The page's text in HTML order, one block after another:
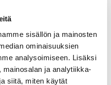
sisällön ja mainosten
ominaisuuksien
analysoimiseen. Lisäksi
ja analytiikka-
siitä, miten käytät